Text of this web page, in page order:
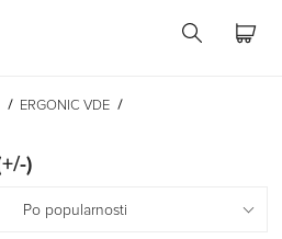
ERGONIC VDE
)
Po popularnosti